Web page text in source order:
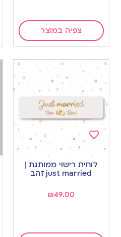
צפיה במוצר
Add
to
wishlist
לוחית רישוי ממותגת |
just married זהב
₪49.00